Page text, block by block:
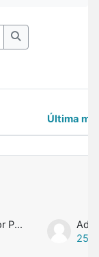
Buscar no fórum
Última
Administrador PROFMAT
25